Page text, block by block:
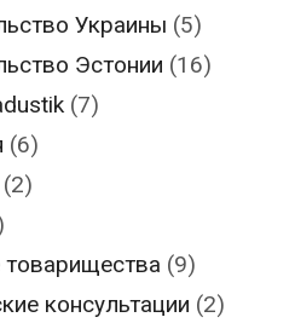
Украины (5)
Эстонии (16)
(7)
(6)
(2)
(9)
консультации (2)